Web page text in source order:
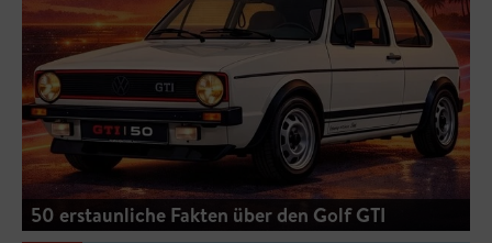
50 erstaunliche Fakten über den Golf GTI